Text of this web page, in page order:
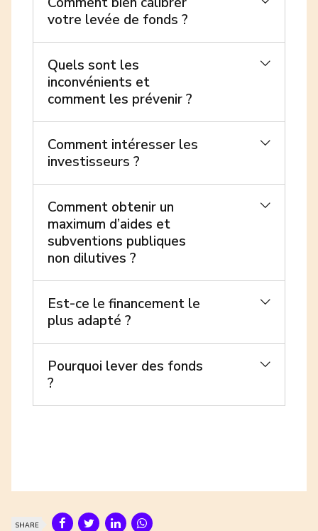
votre levée de fonds ?
Quels sont les
inconvénients et
comment les prévenir ?
Comment intéresser les
investisseurs ?
Comment obtenir un
maximum d’aides et
subventions publiques
non dilutives ?
Est-ce le financement le
plus adapté ?
Pourquoi lever des fonds
?
SHARE